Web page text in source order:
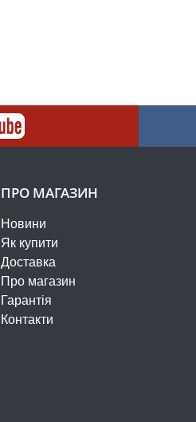
ПРО МАГАЗИН
Новини
Як купити
Доставка
Про магазин
Гарантія
Контакти